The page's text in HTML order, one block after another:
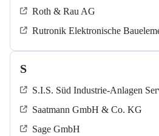
Roth & Rau AG
Rutronik Elektronische
S
S.I.S. Süd Industrie-Anlagen
Saatmann GmbH & Co. KG
Sage GmbH